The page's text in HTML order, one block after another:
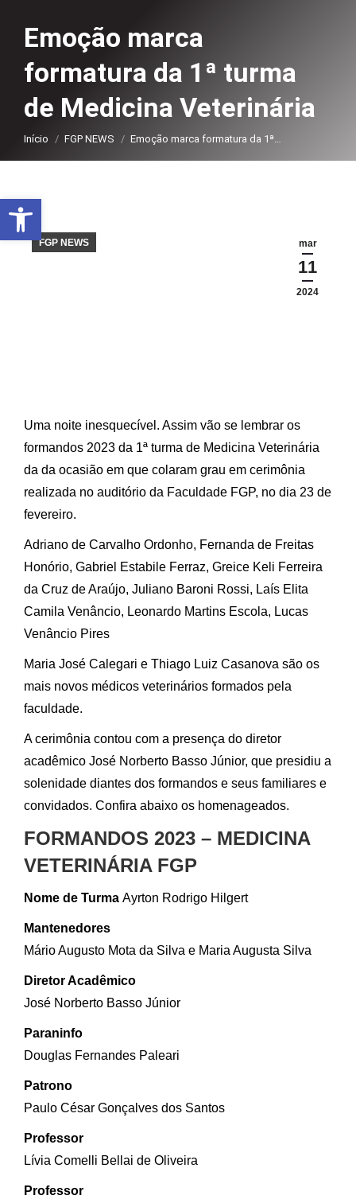
Emoção marca
formatura da 1ª turma
de Medicina Veterinária
Você está aqui:
Início FGP NEWS Emoção marca formatura da 1ª…
mar
11
2024
FGP NEWS
Uma noite inesquecível. Assim vão se lembrar os
formandos 2023 da 1ª turma de Medicina Veterinária
da da ocasião em que colaram grau em cerimônia
realizada no auditório da Faculdade FGP, no dia 23 de
fevereiro.
Adriano de Carvalho Ordonho, Fernanda de Freitas
Honório, Gabriel Estabile Ferraz, Greice Keli Ferreira
da Cruz de Araújo, Juliano Baroni Rossi, Laís Elita
Camila Venâncio, Leonardo Martins Escola, Lucas
Venâncio Pires
Maria José Calegari e Thiago Luiz Casanova são os
mais novos médicos veterinários formados pela
faculdade.
A cerimônia contou com a presença do diretor
acadêmico José Norberto Basso Júnior, que presidiu a
solenidade diantes dos formandos e seus familiares e
convidados. Confira abaixo os homenageados.
FORMANDOS 2023 – MEDICINA
VETERINÁRIA FGP
Nome de Turma Ayrton Rodrigo Hilgert
Mantenedores
Mário Augusto Mota da Silva e Maria Augusta Silva
Diretor Acadêmico
José Norberto Basso Júnior
Paraninfo
Douglas Fernandes Paleari
Patrono
Paulo César Gonçalves dos Santos
Professor
Lívia Comelli Bellai de Oliveira
Professor
Abrir a barra de ferramentas